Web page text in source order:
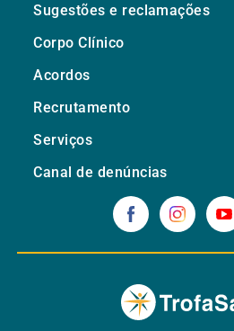
Sugestões e reclamações
Corpo Clínico
Acordos
Recrutamento
Serviços
Canal de denúncias